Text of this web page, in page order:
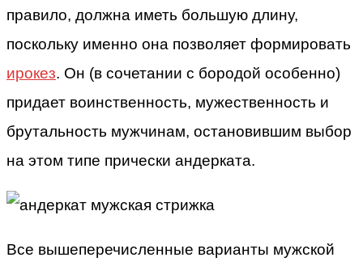
правило, должна иметь большую длину,
поскольку именно она позволяет формировать
ирокез. Он (в сочетании с бородой особенно)
придает воинственность, мужественность и
брутальность мужчинам, остановившим выбор
на этом типе прически андерката.
Все вышеперечисленные варианты мужской